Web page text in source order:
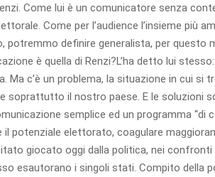
Come lui è un comu­ni­ca­tore senza
Come per l’audience l’insieme più
potremmo defi­nire gene­ra­li­sta, per que­sto
è quella di Renzi?L’ha detto lui
Ma c’è un pro­blema, la situa­zione in cui si
soprat­tutto il nostro paese. E le solu­zioni
sem­plice ed un pro­gramma “di
poten­ziale elet­to­rato, coa­gu­lare
gio­cato oggi dalla poli­tica, nei con­fronti
esau­to­rano i sin­goli stati. Com­pito della